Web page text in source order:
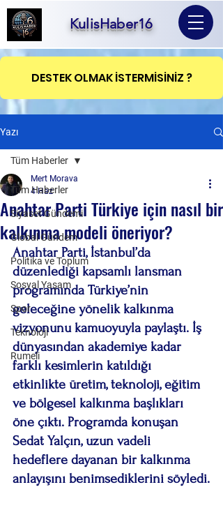
KulisHaber16
DESTEK OLMAK İSTERMİSİNİZ ?
Yazı
Tüm Haberler
Siyaset Gündemi
Global Gündem
Politika ve Toplum
Sosyal Yaşam
Spor
Teknoloji
Rumeli
Tüm Haberler
Anahtar Parti Türkiye için nasıl bir
kalkınma modeli öneriyor?
Mert Morava
4 Haz
Anahtar Parti, İstanbul’da
düzenlediği kapsamlı lansman
programında Türkiye’nin
geleceğine yönelik kalkınma
vizyonunu kamuoyuyla paylaştı. İş
dünyasından akademiye kadar
farklı kesimlerin katıldığı
etkinlikte üretim, teknoloji, eğitim
ve bölgesel kalkınma başlıkları
öne çıktı. Programda konuşan
Sedat Yalçın, uzun vadeli
hedeflere dayanan bir kalkınma
anlayışını benimsediklerini söyledi.